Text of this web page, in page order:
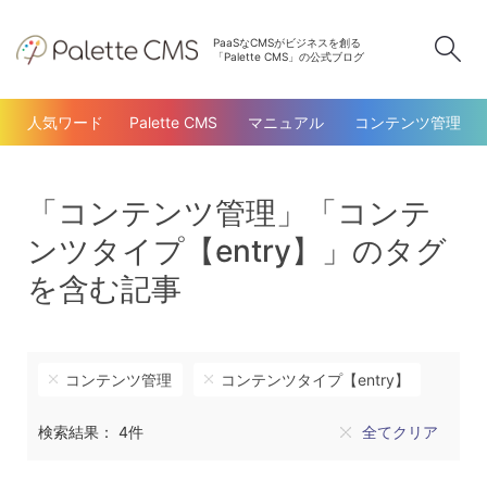
PaaSなCMSがビジネスを創る
「Palette CMS」の公式ブログ
人気ワード Palette CMS マニュアル コンテンツ管理
「コンテンツ管理」「コンテ
ンツタイプ【entry】」のタグ
を含む記事
コンテンツ管理 コンテンツタイプ【entry】
検索結果： 4件 全てクリア